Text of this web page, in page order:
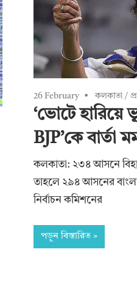
26 February কলকাতা /
‘ভোটে হারিয়ে
BJP’কে বার্তা
কলকাতা: ২৩৪ আসনে
তাহলে ২৯৪ আসনের
নির্বাচন কমিশনের
পড়ুন বিস্তারিত